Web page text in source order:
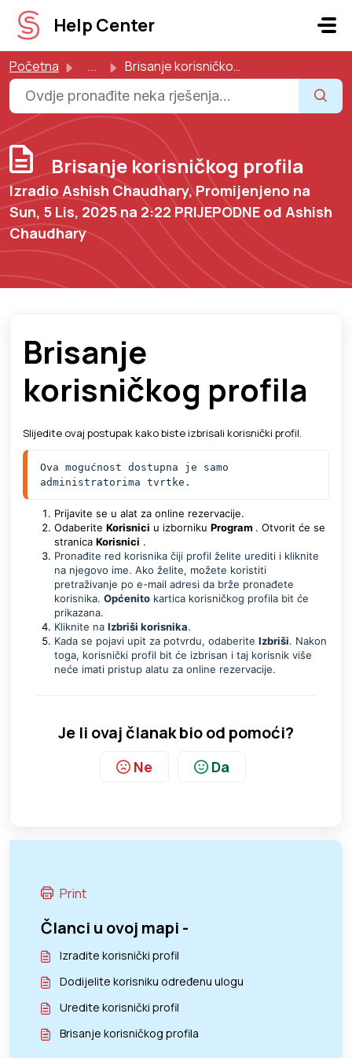
Preskoči na glavni sadržaj
Help Center
Početna ... Brisanje korisničkog profila
Brisanje korisničkog profila
Izradio Ashish Chaudhary, Promijenjeno na
Sun, 5 Lis, 2025 na 2:22 PRIJEPODNE od Ashish
Chaudhary
Brisanje
korisničkog profila
Slijedite ovaj postupak kako biste izbrisali korisnički profil.
Ova mogućnost dostupna je samo
administratorima tvrtke.
Prijavite se u alat za online rezervacije.
Odaberite Korisnici u izborniku Program . Otvorit će se
stranica Korisnici .
Pronađite red korisnika čiji profil želite urediti i kliknite
na njegovo ime. Ako želite, možete koristiti
pretraživanje po e-mail adresi da brže pronađete
korisnika. Općenito kartica korisničkog profila bit će
prikazana.
Kliknite na Izbriši korisnika.
Kada se pojavi upit za potvrdu, odaberite Izbriši. Nakon
toga, korisnički profil bit će izbrisan i taj korisnik više
neće imati pristup alatu za online rezervacije.
Je li ovaj članak bio od pomoći?
Ne Da
Print
Članci u ovoj mapi -
Izradite korisnički profil
Dodijelite korisniku određenu ulogu
Uredite korisnički profil
Brisanje korisničkog profila